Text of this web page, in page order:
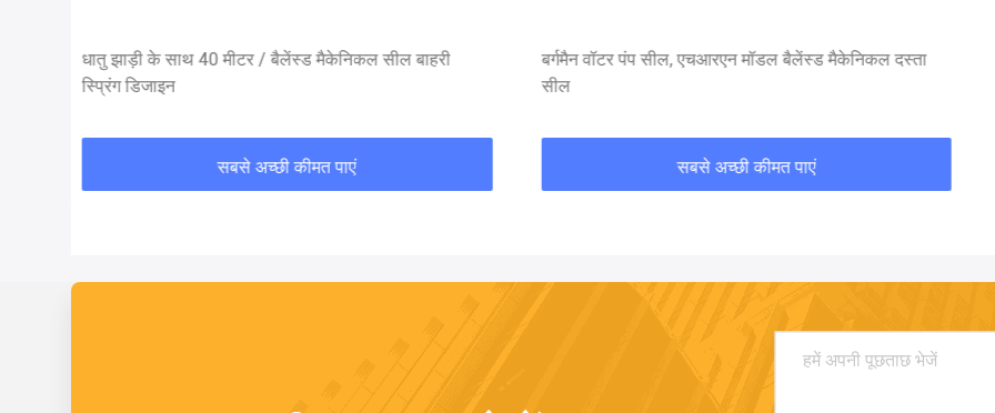
धातु झाड़ी के साथ 40 मीटर / बैलेंस्ड मैकेनिकल सील बाहरी
स्प्रिंग डिजाइन
सबसे अच्छी कीमत पाएं
बर्गमैन वॉटर पंप सील, एचआरएन मॉडल बैलेंस्ड मैकेनिकल दस्ता
सील
सबसे अच्छी कीमत पाएं